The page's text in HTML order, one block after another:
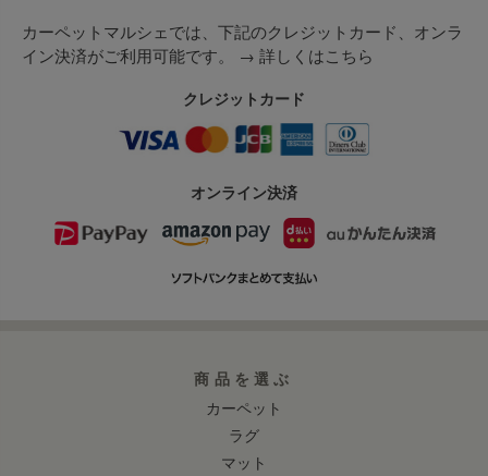
カーペットマルシェでは、下記のクレジットカード、オンラ
イン決済がご利用可能です。 → 詳しくはこちら
クレジットカード
オンライン決済
商品を選ぶ
カーペット
ラグ
マット